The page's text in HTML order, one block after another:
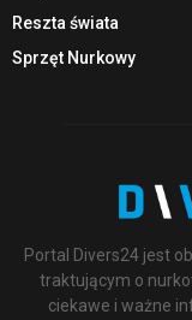
Reszta świata
Sprzęt Nurkowy
Portal Divers24 jest
traktującym o
ciekawe i ważne